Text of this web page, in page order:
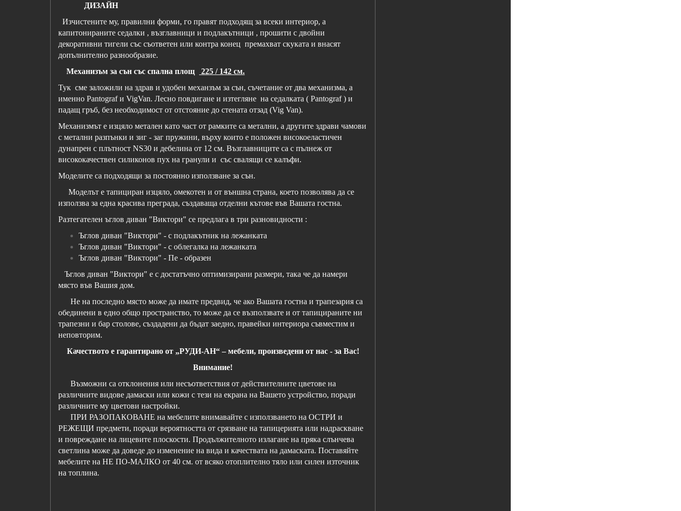
ДИЗАЙН
Изчистените му, правилни форми, го правят подходящ за всеки интериор, а
капитонираните седалки , възглавници и подлакътници , прошити с двойни
декоративни тигели със съответен или контра конец премахват скуката и внасят
допълнително разнообразие.
Механизъм за сън със спална площ
225 / 142 см.
Тук сме заложили на здрав и удобен механзъм за сън, съчетание от два механизма, а
именно Pantograf и VigVan. Лесно повдигане и изтегляне на седалката ( Pantograf ) и
падащ гръб, без необходимост от отстояние до стената отзад (Vig Van).
Механизмът е изцяло метален като част от рамките са метални, а другите здрави чамови
с метални разпънки и зиг - заг пружини, върху които е положен високоеластичен
дунапрен с плътност NS30 и дебелина от 12 см. Възглавниците са с пълнеж от
висококачествен силиконов пух на гранули и със свалящи се калъфи.
Моделите са подходящи за постоянно използване за сън.
Моделът е тапициран изцяло, омекотен и от външна страна, което позволява да се
използва за една красива преграда, създаваща отделни кътове във Вашата гостна.
Разтегателен ъглов диван "Виктори" се предлага в три разновидности :
Ъглов диван "Виктори" - с подлакътник на лежанката
Ъглов диван "Виктори" - с облегалка на лежанката
Ъглов диван "Виктори" - Пе - образен
Ъглов диван "Виктори" е с достатъчно оптимизирани размери, така че да намери
място във Вашия дом.
Не на последно място може да имате предвид, че ако Вашата гостна и трапезария са
обединени в едно общо пространство, то може да се възползвате и от тапицираните ни
трапезни и бар столове, създадени да бъдат заедно, правейки интериора съвместим и
неповторим.
Качеството е гарантирано от „РУДИ-АН“ – мебели, произведени от нас - за Вас!
Внимание!
Възможни са отклонения или несъответствия от действителните цветове на
различните видове дамаски или кожи с тези на екрана на Вашето устройство, поради
различните му цветови настройки.
ПРИ РАЗОПАКОВАНЕ на мебелите внимавайте с използването на ОСТРИ и
РЕЖЕЩИ предмети, поради вероятността от срязване на тапицерията или надраскване
и повреждане на лицевите плоскости. Продължителното излагане на пряка слънчева
светлина може да доведе до изменение на вида и качествата на дамаската. Поставяйте
мебелите на НЕ ПО-МАЛКО от 40 см. от всяко отоплително тяло или силен източник
на топлина.